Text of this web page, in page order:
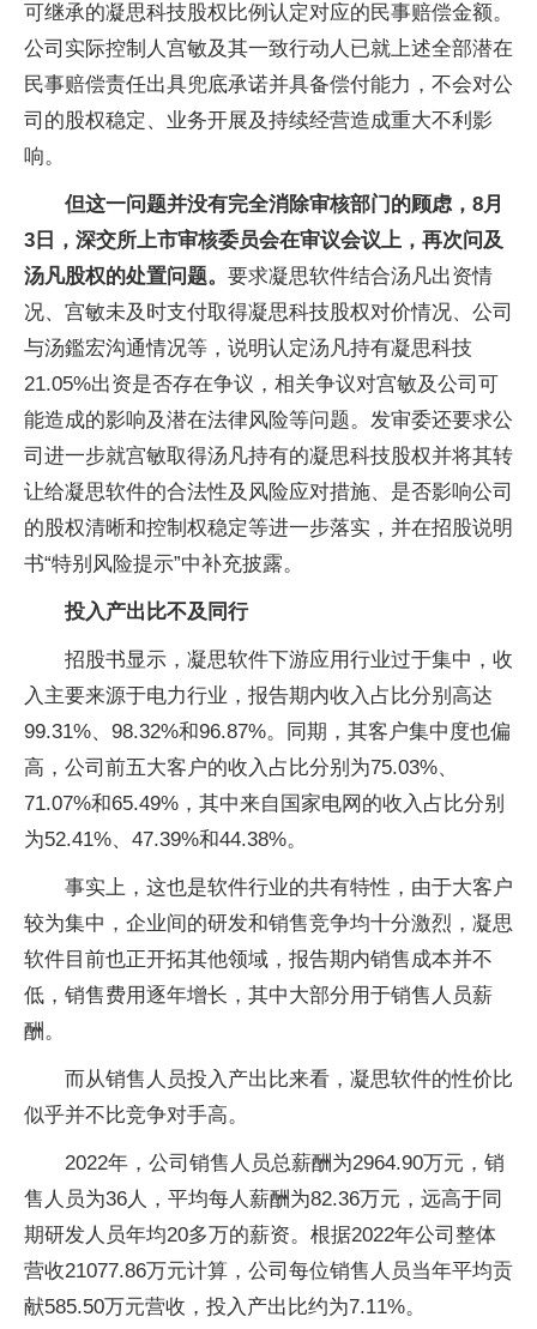
可继承的凝思科技股权比例认定对应的民事赔偿金额。
公司实际控制人宫敏及其一致行动人已就上述全部潜在
民事赔偿责任出具兜底承诺并具备偿付能力，不会对公
司的股权稳定、业务开展及持续经营造成重大不利影
响。
但这一问题并没有完全消除审核部门的顾虑，8月
3日，深交所上市审核委员会在审议会议上，再次问及
汤凡股权的处置问题。 要求凝思软件结合汤凡出资情
况、宫敏未及时支付取得凝思科技股权对价情况、公司
与汤鑑宏沟通情况等，说明认定汤凡持有凝思科技
21.05%出资是否存在争议，相关争议对宫敏及公司可
能造成的影响及潜在法律风险等问题。发审委还要求公
司进一步就宫敏取得汤凡持有的凝思科技股权并将其转
让给凝思软件的合法性及风险应对措施、是否影响公司
的股权清晰和控制权稳定等进一步落实，并在招股说明
书“特别风险提示”中补充披露。
投入产出比不及同行
招股书显示，凝思软件下游应用行业过于集中，收
入主要来源于电力行业，报告期内收入占比分别高达
99.31%、98.32%和96.87%。同期，其客户集中度也偏
高，公司前五大客户的收入占比分别为75.03%、
71.07%和65.49%，其中来自国家电网的收入占比分别
为52.41%、47.39%和44.38%。
事实上，这也是软件行业的共有特性，由于大客户
较为集中，企业间的研发和销售竞争均十分激烈，凝思
软件目前也正开拓其他领域，报告期内销售成本并不
低，销售费用逐年增长，其中大部分用于销售人员薪
酬。
而从销售人员投入产出比来看，凝思软件的性价比
似乎并不比竞争对手高。
2022年，公司销售人员总薪酬为2964.90万元，销
售人员为36人，平均每人薪酬为82.36万元，远高于同
期研发人员年均20多万的薪资。根据2022年公司整体
营收21077.86万元计算，公司每位销售人员当年平均贡
献585.50万元营收，投入产出比约为7.11%。